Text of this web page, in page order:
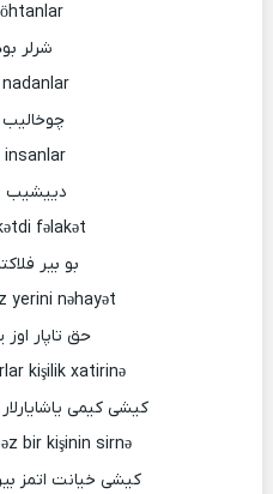
شرلر
nadanlar
چوخالیب
insanlar
دییشیب
fəlakət.
بو بیر
yerini nəhayət.
حق تاپار
kişilik xatirinə
کیشی کیمی
bir kişinin sirnə
کیشی خیانت اتمز